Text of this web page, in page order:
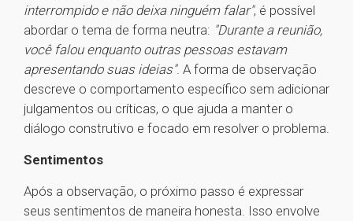
interrompido e não deixa ninguém falar", é possível
abordar o tema de forma neutra: "Durante a reunião,
você falou enquanto outras pessoas estavam
apresentando suas ideias". A forma de observação
descreve o comportamento específico sem adicionar
julgamentos ou críticas, o que ajuda a manter o
diálogo construtivo e focado em resolver o problema.
Sentimentos
Após a observação, o próximo passo é expressar
seus sentimentos de maneira honesta. Isso envolve